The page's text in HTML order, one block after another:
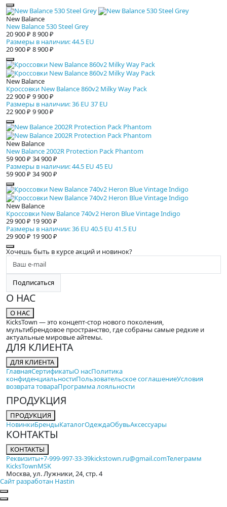
New Balance
New Balance 530 Steel Grey
20 900 ₽ 8 900 ₽
Размеры в наличии: 44.5 EU
20 900 ₽ 8 900 ₽
New Balance
Кроссовки New Balance 860v2 Milky Way Pack
22 900 ₽ 9 900 ₽
Размеры в наличии: 36 EU 37 EU
22 900 ₽ 9 900 ₽
New Balance
New Balance 2002R Protection Pack Phantom
59 900 ₽ 34 900 ₽
Размеры в наличии: 44.5 EU 45 EU
59 900 ₽ 34 900 ₽
New Balance
Кроссовки New Balance 740v2 Heron Blue Vintage Indigo
29 900 ₽ 19 900 ₽
Размеры в наличии: 36 EU 40.5 EU 41.5 EU
29 900 ₽ 19 900 ₽
Хочешь быть в курсе акций и новинок?
Подписаться
О НАС
О НАС
KicksTown — это концепт-стор нового поколения,
мультибрендовое пространство, где собраны самые редкие и
актуальные мировые айтемы.
ДЛЯ КЛИЕНТА
ДЛЯ КЛИЕНТА
ГлавнаяСертификатыО насПолитика
конфиденциальностиПользовательское соглашениеУсловия
возврата товараПрограмма лояльности
ПРОДУКЦИЯ
ПРОДУКЦИЯ
НовинкиБрендыКаталогОдеждаОбувьАксессуары
КОНТАКТЫ
КОНТАКТЫ
Реквизиты+7-999-997-33-39kickstown.ru@gmail.comТелеграмм
KicksTownMSK
Москва, ул. Лужники, 24, стр. 4
Сайт разработан Hastin